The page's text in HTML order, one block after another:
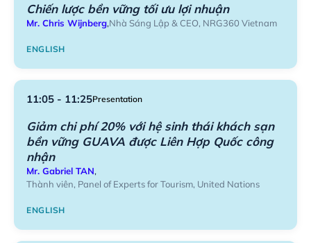
Chiến lược bền vững tối ưu lợi nhuận
Mr. Chris Wijnberg,Nhà Sáng Lập & CEO, NRG360 Vietnam
ENGLISH
11:05 - 11:25Presentation
Giảm chi phí 20% với hệ sinh thái khách sạn
bền vững GUAVA được Liên Hợp Quốc công
nhận
Mr. Gabriel TAN,
Thành viên, Panel of Experts for Tourism, United Nations
ENGLISH